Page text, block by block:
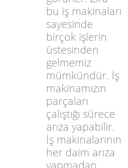
bu iş makinaları
sayesinde
birçok işlerin
üstesinden
gelmemiz
mümkündür. İş
makinamızın
parçaları
çalıştığı sürece
arıza yapabilir.
İş makinalarının
her daim arıza
yapmadan